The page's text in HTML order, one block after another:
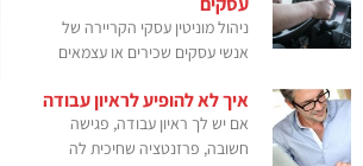
ניהול מוניטין עסקי הקריירה של
אנשי עסקים שכירים או עצמאים
איך לא להופיע לראיון עבודה
אם יש לך ראיון עבודה, פגישה
חשובה, פרזנטציה שחיכית לה